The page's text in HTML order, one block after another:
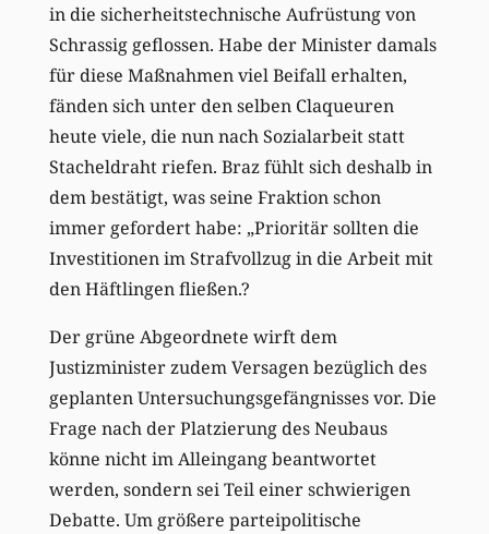
in die sicherheitstechnische Aufrüstung von
Schrassig geflossen. Habe der Minister damals
für diese Maßnahmen viel Beifall erhalten,
fänden sich unter den selben Claqueuren
heute viele, die nun nach Sozialarbeit statt
Stacheldraht riefen. Braz fühlt sich deshalb in
dem bestätigt, was seine Fraktion schon
immer gefordert habe: „Prioritär sollten die
Investitionen im Strafvollzug in die Arbeit mit
den Häftlingen fließen.?
Der grüne Abgeordnete wirft dem
Justizminister zudem Versagen bezüglich des
geplanten Untersuchungsgefängnisses vor. Die
Frage nach der Platzierung des Neubaus
könne nicht im Alleingang beantwortet
werden, sondern sei Teil einer schwierigen
Debatte. Um größere parteipolitische